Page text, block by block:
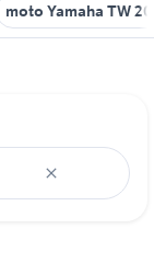
moto Yamaha TW 200